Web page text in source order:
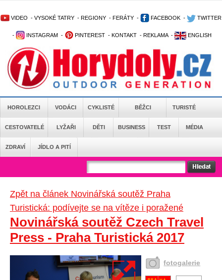
VIDEO - VYSOKÉ TATRY - REGIONY - FERÁTY - FACEBOOK - TWITTER
- INSTAGRAM - PINTEREST - KONTAKT - REKLAMA - ENGLISH
HOROLEZCI VODÁCI CYKLISTÉ BĚŽCI TURISTÉ
CESTOVATELÉ LYŽAŘI DĚTI BUSINESS TEST MÉDIA
ZDRAVÍ JÍDLO A PITÍ
Zpět na článek Novinářská soutěž Praha
Turistická: podívejte se na vítěze i poražené
Novinářská soutěž Czech Travel
Press - Praha Turistická 2017
fotogalerie